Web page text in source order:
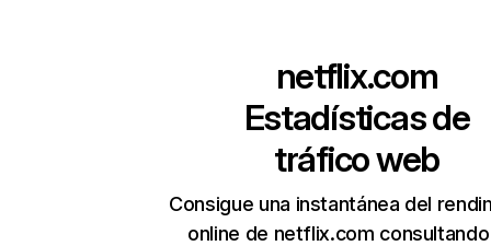
netflix.com
Estadísticas de
tráfico web
Consigue una instantánea del
online de netflix.com